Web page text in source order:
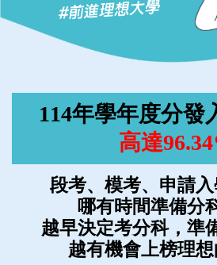
114年學年度分發
高達
段考、模考、申請
哪有時間準備分
越早決定考分科，準
越有機會上榜理想